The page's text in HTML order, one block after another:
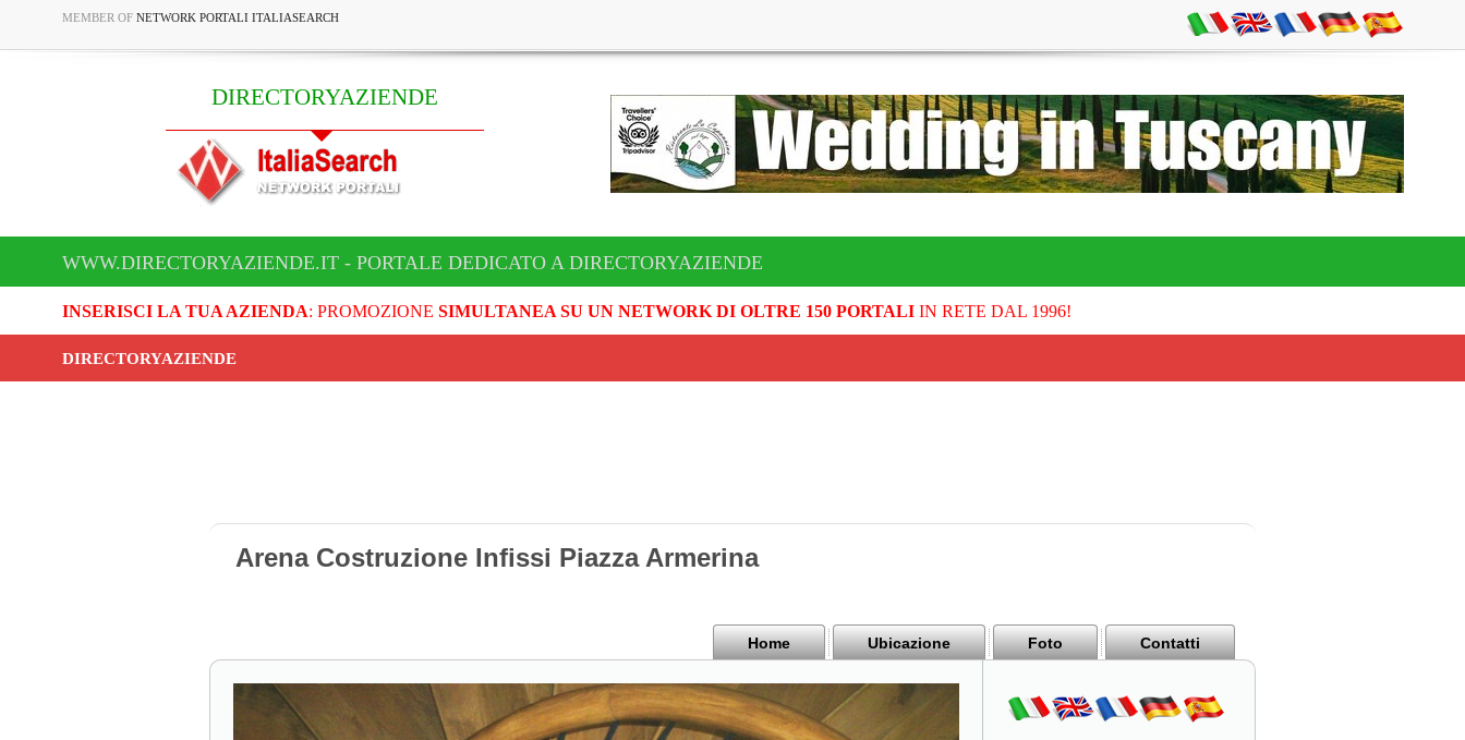
MEMBER OF NETWORK PORTALI ITALIASEARCH
DIRECTORYAZIENDE
WWW.DIRECTORYAZIENDE.IT - PORTALE DEDICATO A DIRECTORYAZIENDE
INSERISCI LA TUA AZIENDA: PROMOZIONE SIMULTANEA SU UN NETWORK DI OLTRE 150 PORTALIIN RETE DAL 1996!
DIRECTORYAZIENDE
Arena Costruzione Infissi Piazza Armerina
Home Ubicazione Foto Contatti